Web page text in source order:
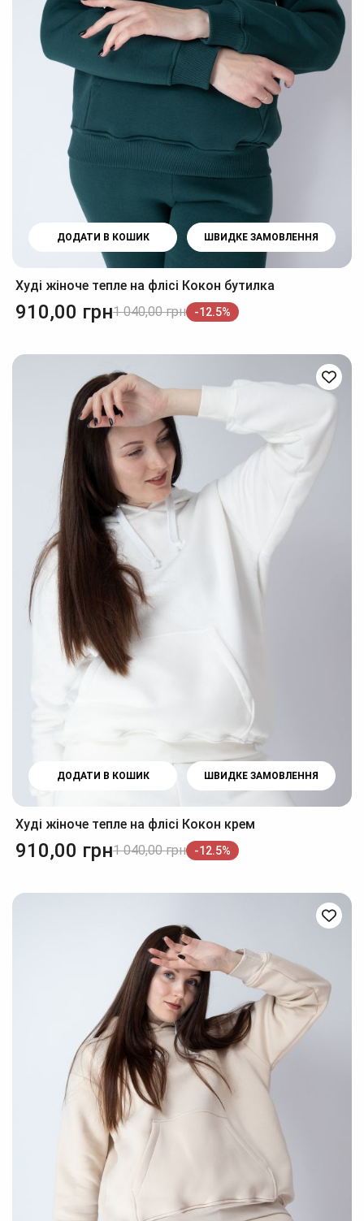
ДОДАТИ В КОШИК ШВИДКЕ ЗАМОВЛЕННЯ
Худі жіноче тепле на флісі Кокон бутилка
910,00 грн1 040,00 грн -12.5%
ДОДАТИ В КОШИК ШВИДКЕ ЗАМОВЛЕННЯ
Худі жіноче тепле на флісі Кокон крем
910,00 грн1 040,00 грн -12.5%